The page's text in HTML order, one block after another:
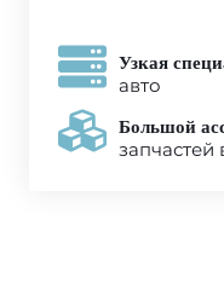
Узкая
авто
Большой
запчастей